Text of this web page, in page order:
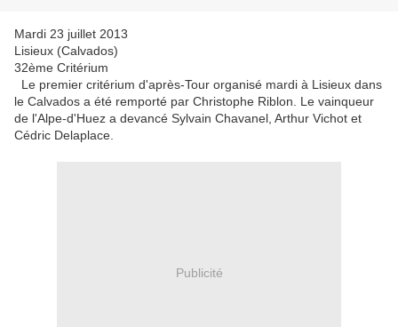
Mardi 23 juillet 2013
Lisieux (Calvados)
32ème Critérium
Le premier critérium d'après-Tour organisé mardi à Lisieux dans
le Calvados a été remporté par Christophe Riblon. Le vainqueur
de l'Alpe-d'Huez a devancé Sylvain Chavanel, Arthur Vichot et
Cédric Delaplace.
Publicité